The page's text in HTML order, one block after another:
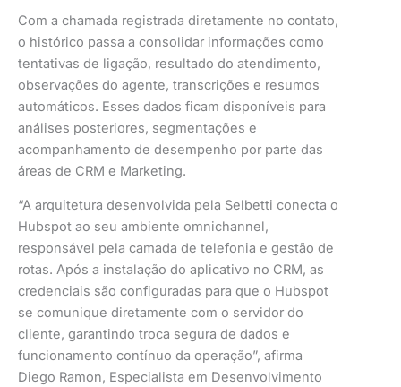
Com a chamada registrada diretamente no contato,
o histórico passa a consolidar informações como
tentativas de ligação, resultado do atendimento,
observações do agente, transcrições e resumos
automáticos. Esses dados ficam disponíveis para
análises posteriores, segmentações e
acompanhamento de desempenho por parte das
áreas de CRM e Marketing.
“A arquitetura desenvolvida pela Selbetti conecta o
Hubspot ao seu ambiente omnichannel,
responsável pela camada de telefonia e gestão de
rotas. Após a instalação do aplicativo no CRM, as
credenciais são configuradas para que o Hubspot
se comunique diretamente com o servidor do
cliente, garantindo troca segura de dados e
funcionamento contínuo da operação”, afirma
Diego Ramon, Especialista em Desenvolvimento